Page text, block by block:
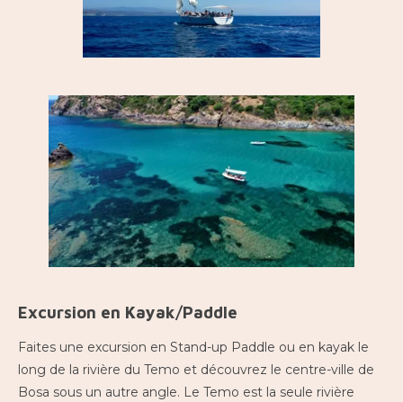
Excursion en Kayak/Paddle
Faites une excursion en Stand-up Paddle ou en kayak le
long de la rivière du Temo et découvrez le centre-ville de
Bosa sous un autre angle. Le Temo est la seule rivière